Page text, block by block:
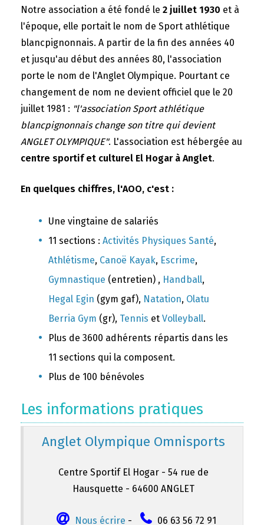
Notre association a été fondé le 2 juillet 1930 et à
l'époque, elle portait le nom de Sport athlétique
blancpignonnais. A partir de la fin des années 40
et jusqu'au début des années 80, l'association
porte le nom de l'Anglet Olympique. Pourtant ce
changement de nom ne devient officiel que le 20
juillet 1981 : "l'association Sport athlétique
blancpignonnais change son titre qui devient
ANGLET OLYMPIQUE". L'association est hébergée au
centre sportif et culturel El Hogar à Anglet.
En quelques chiffres, l'AOO, c'est :
Une vingtaine de salariés
11 sections : Activités Physiques Santé,
Athlétisme, Canoë Kayak, Escrime,
Gymnastique (entretien) , Handball,
Hegal Egin (gym gaf), Natation, Olatu
Berria Gym (gr), Tennis et Volleyball.
Plus de 3600 adhérents répartis dans les
11 sections qui la composent.
Plus de 100 bénévoles
Les informations pratiques
Anglet Olympique Omnisports
Centre Sportif El Hogar - 54 rue de
Hausquette - 64600 ANGLET
Nous écrire - 06 63 56 72 91